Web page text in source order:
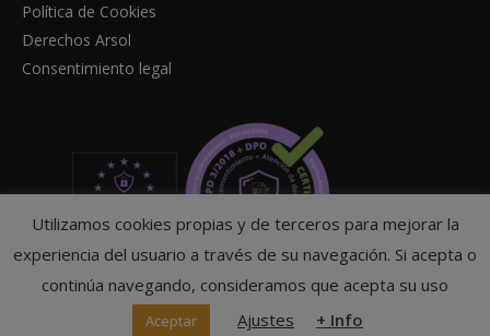
Política de Cookies
Derechos Arsol
Consentimiento legal
Utilizamos cookies propias y de terceros para mejorar la
experiencia del usuario a través de su navegación. Si acepta o
continúa navegando, consideramos que acepta su uso
Aceptar Ajustes + Info